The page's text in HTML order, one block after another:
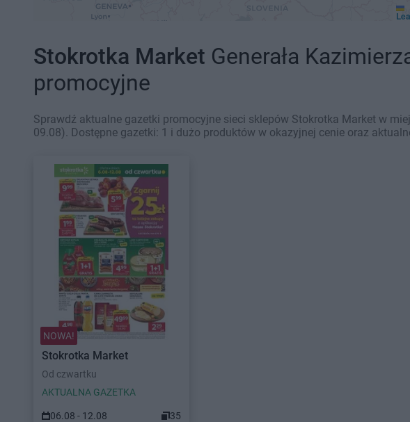
Stokrotka Market Generała
promocyjne
Sprawdź aktualne gazetki promocyjne sieci sklepów Stokrotka Market w
09.08). Dostępne gazetki: 1 i dużo produktów w okazyjnej cenie oraz
NOWA!
Stokrotka Market
Od czwartku
AKTUALNA GAZETKA
06.08 - 12.08 35